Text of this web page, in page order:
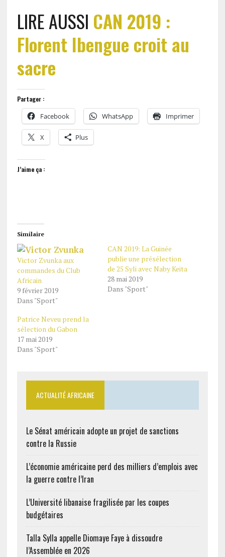
LIRE AUSSI CAN 2019 :
Florent Ibengue croit au
sacre
Partager :
Facebook WhatsApp Imprimer
X Plus
J’aime ça :
Similaire
Victor Zvunka aux
commandes du Club
Africain
9 février 2019
Dans "Sport"
CAN 2019: La Guinée
publie une présélection
de 25 Syli avec Naby Keita
28 mai 2019
Dans "Sport"
Patrice Neveu prend la
sélection du Gabon
17 mai 2019
Dans "Sport"
ACTUALITÉ AFRICAINE
Le Sénat américain adopte un projet de sanctions
contre la Russie
L’économie américaine perd des milliers d’emplois avec
la guerre contre l’Iran
L’Université libanaise fragilisée par les coupes
budgétaires
Talla Sylla appelle Diomaye Faye à dissoudre
l’Assemblée en 2026